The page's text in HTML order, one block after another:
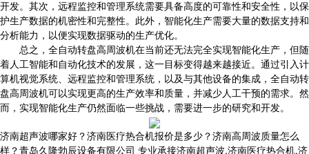
开发。其次，远程监控和管理系统需要具备高度的可靠性和安全性，以保
护生产数据的机密性和完整性。此外，智能化生产需要大量的数据支持和
分析能力，以便实现数据驱动的生产优化。
总之，全自动转盘高周波机在当前还无法完全实现智能化生产，但随
着人工智能和自动化技术的发展，这一目标变得越来越接近。通过引入计
算机视觉系统、远程监控和管理系统，以及与其他设备的集成，全自动转
盘高周波机可以实现更高的生产效率和质量，并减少人工干预的需求。然
而，实现智能化生产仍然面临一些挑战，需要进一步的研究和开发。
济南超声波哪家好？济南医疗热合机报价是多少？济南高周波质量怎么
样？青岛久隆勃辰设备有限公司 专业承接济南超声波,济南医疗热合机,济